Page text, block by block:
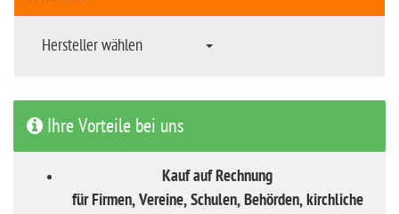
Hersteller wählen
Ihre Vorteile bei uns
Kauf auf Rechnung
für Firmen, Vereine, Schulen, Behörden, kirchliche